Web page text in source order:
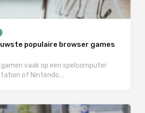
populaire browser games
gamen vaak op een spelcomputer
of Nintendo….